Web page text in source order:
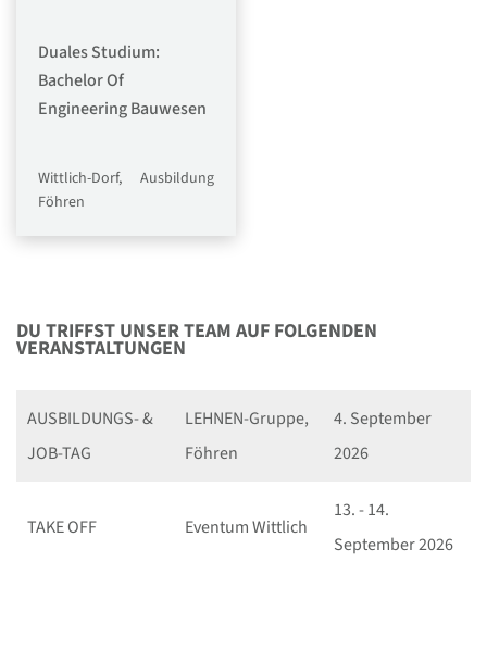
Duales Studium:
Bachelor Of
Engineering Bauwesen
Wittlich-Dorf,
Föhren
Ausbildung
DU TRIFFST UNSER TEAM AUF FOLGENDEN
VERANSTALTUNGEN
AUSBILDUNGS- &
JOB-TAG
LEHNEN-Gruppe,
Föhren
4. September
2026
TAKE OFF Eventum Wittlich
13. - 14.
September 2026